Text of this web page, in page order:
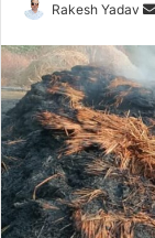
Rakesh Yadav